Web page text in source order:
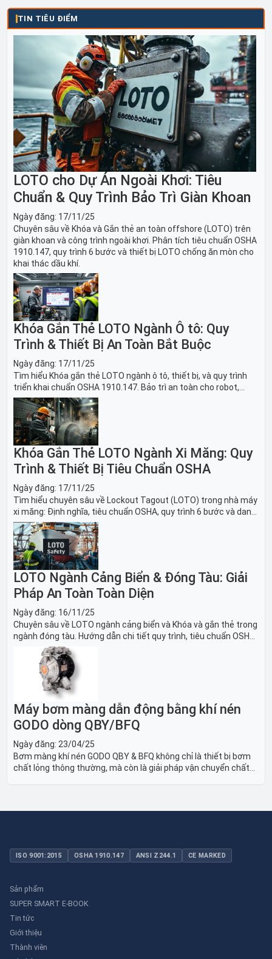
TIN TIÊU ĐIỂM
LOTO cho Dự Án Ngoài Khơi: Tiêu
Chuẩn & Quy Trình Bảo Trì Giàn Khoan
Ngày đăng: 17/11/25
Chuyên sâu về Khóa và Gắn thẻ an toàn offshore (LOTO) trên
giàn khoan và công trình ngoài khơi. Phân tích tiêu chuẩn OSHA
1910.147, quy trình 6 bước và thiết bị LOTO chống ăn mòn cho
khai thác dầu khí.
Khóa Gắn Thẻ LOTO Ngành Ô tô: Quy
Trình & Thiết Bị An Toàn Bắt Buộc
Ngày đăng: 17/11/25
Tìm hiểu Khóa gắn thẻ LOTO ngành ô tô, thiết bị, và quy trình
triển khai chuẩn OSHA 1910.147. Bảo trì an toàn cho robot,
băng tải sản xuất ô tô và dây chuyền lắp ráp xe hơi.
Khóa Gắn Thẻ LOTO Ngành Xi Măng: Quy
Trình & Thiết Bị Tiêu Chuẩn OSHA
Ngày đăng: 17/11/25
Tìm hiểu chuyên sâu về Lockout Tagout (LOTO) trong nhà máy
xi măng: Định nghĩa, tiêu chuẩn OSHA, quy trình 6 bước và danh
sách thiết bị LOTO thiết yếu. Giải pháp bảo trì lò nung, máy
nghiền an toàn.
LOTO Ngành Cảng Biển & Đóng Tàu: Giải
Pháp An Toàn Toàn Diện
Ngày đăng: 16/11/25
Chuyên sâu về LOTO ngành cảng biển và Khóa và gắn thẻ trong
ngành đóng tàu. Hướng dẫn chi tiết quy trình, tiêu chuẩn OSHA,
thiết bị và Giải pháp LOTO trong công nghiệp đóng tàu toàn
Máy bơm màng dẫn động bằng khí nén
GODO dòng QBY/BFQ
Ngày đăng: 23/04/25
Bơm màng khí nén GODO QBY & BFQ không chỉ là thiết bị bơm
chất lỏng thông thường, mà còn là giải pháp vận chuyển chất
ISO 9001:2015 OSHA 1910.147 ANSI Z244.1 CE MARKED
Sản phẩm
SUPER SMART E-BOOK
Tin tức
Giới thiệu
Thành viên